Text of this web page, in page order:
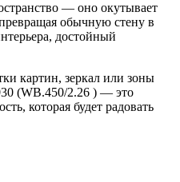
— оно окутывает
обычную стену в
достойный
картин, зеркал или зоны
(WB.450/2.26 ) — это
которая будет радовать